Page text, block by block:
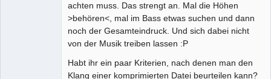
achten muss. Das strengt an. Mal die Höhen
>behören<, mal im Bass etwas suchen und dann
noch der Gesamteindruck. Und sich dabei nicht
von der Musik treiben lassen :P
Habt ihr ein paar Kriterien, nach denen man den
Klang einer komprimierten Datei beurteilen kann?